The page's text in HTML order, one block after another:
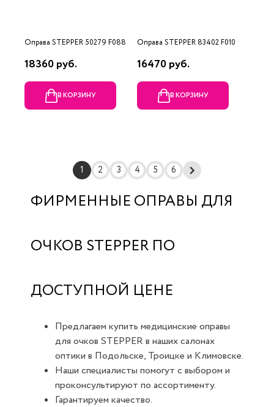
Оправа STEPPER 50279 F088
18360 руб.
В КОРЗИНУ
Оправа STEPPER 83402 F010
16470 руб.
В КОРЗИНУ
1 2 3 4 5 6
ФИРМЕННЫЕ ОПРАВЫ ДЛЯ
ОЧКОВ STEPPER ПО
ДОСТУПНОЙ ЦЕНЕ
Предлагаем купить медицинские оправы
для очков STEPPER в наших салонах
оптики в Подольске, Троицке и Климовске.
Наши специалисты помогут с выбором и
проконсультируют по ассортименту.
Гарантируем качество.